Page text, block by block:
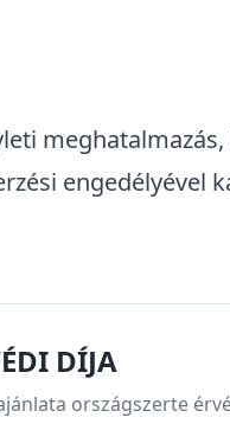
engedélyével
DÍJA
országszerte